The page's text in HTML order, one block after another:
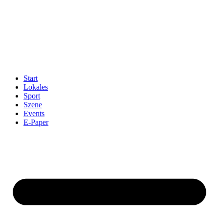
Start
Lokales
Sport
Szene
Events
E-Paper